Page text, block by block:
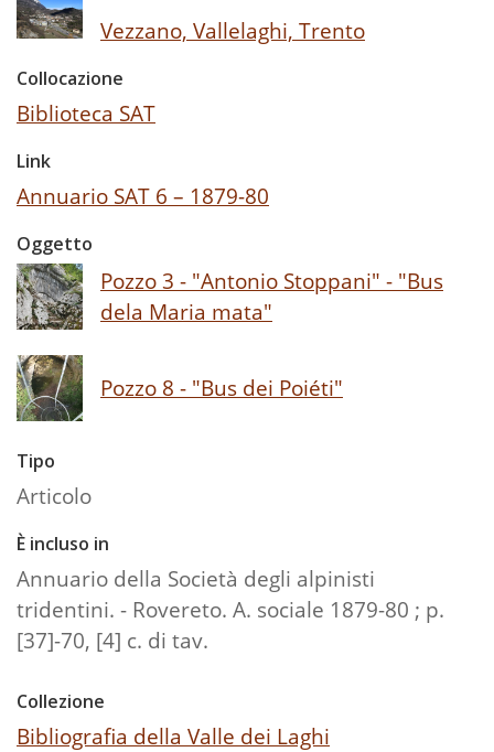
Vezzano, Vallelaghi, Trento
Collocazione
Biblioteca SAT
Link
Annuario SAT 6 – 1879-80
Oggetto
Pozzo 3 - "Antonio Stoppani" - "Bus
dela Maria mata"
Pozzo 8 - "Bus dei Poiéti"
Tipo
Articolo
È incluso in
Annuario della Società degli alpinisti
tridentini. - Rovereto. A. sociale 1879-80 ; p.
[37]-70, [4] c. di tav.
Collezione
Bibliografia della Valle dei Laghi